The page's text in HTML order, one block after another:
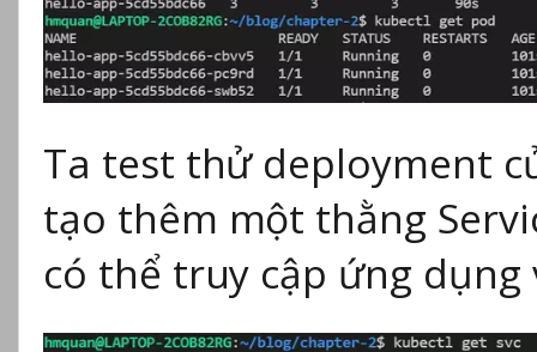
Ta test thử deployment
tạo thêm một thằng
có thể truy cập ứng dụng